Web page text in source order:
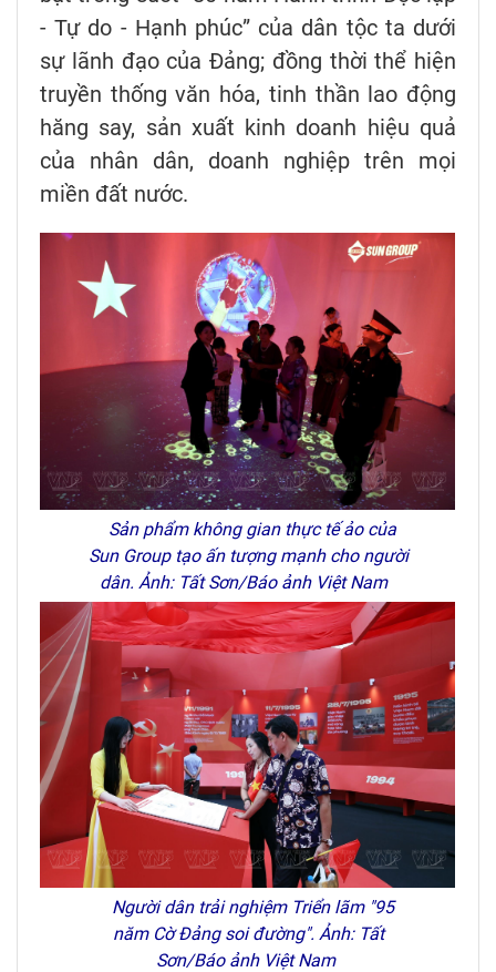
- Tự do - Hạnh phúc” của dân tộc ta dưới
sự lãnh đạo của Đảng; đồng thời thể hiện
truyền thống văn hóa, tinh thần lao động
hăng say, sản xuất kinh doanh hiệu quả
của nhân dân, doanh nghiệp trên mọi
miền đất nước.
Sản phẩm không gian thực tế ảo của
Sun Group tạo ấn tượng mạnh cho người
dân. Ảnh: Tất Sơn/Báo ảnh Việt Nam
Người dân trải nghiệm Triển lãm "95
năm Cờ Đảng soi đường". Ảnh: Tất
Sơn/Báo ảnh Việt Nam